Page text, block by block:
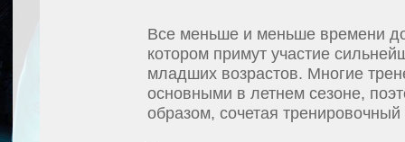
Все меньше и меньше времени
котором примут участие
младших возрастов. Многие
основными в летнем сезоне,
образом, сочетая